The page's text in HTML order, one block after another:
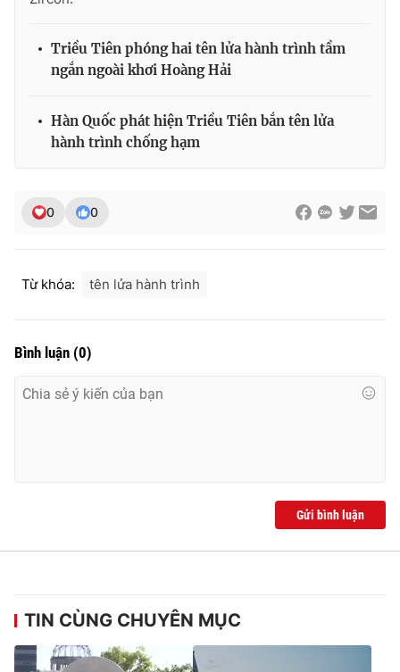
Cơ quan chủ quản:
cấp ngày 29/12/2023
Nguyễn Trọng Ninh
Tổng đài VTV: 024.38 355 931 - 024.38 355 932
Triều Tiên phóng hai tên lửa hành trình tầm
ngắn ngoài khơi Hoàng Hải
Hàn Quốc phát hiện Triều Tiên bắn tên lửa
hành trình chống hạm
0 0
Từ khóa: tên lửa hành trình
Bình luận (0)
Gửi bình luận
TIN CÙNG CHUYÊN MỤC